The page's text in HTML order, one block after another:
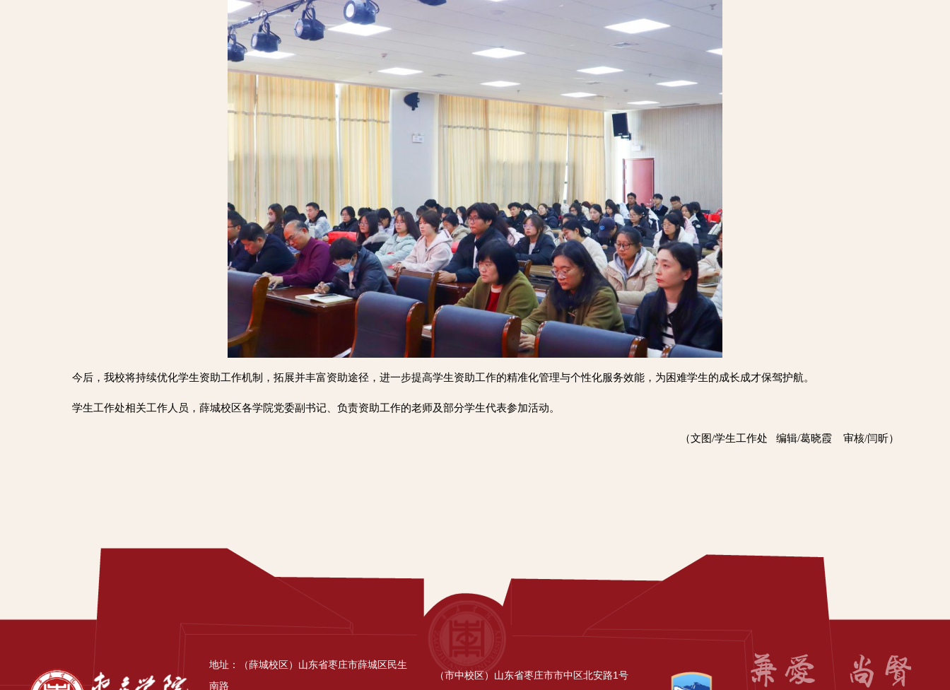
今后，我校将持续优化学生资助工作机制，拓展并丰富资助途径，进一步提高学生资助工作的精准化管理与个性化服务效能，为困难学生的成长成才保驾护航。
学生工作处相关工作人员，薛城校区各学院党委副书记、负责资助工作的老师及部分学生代表参加活动。
（文图/学生工作处 编辑/葛晓霞 审核/闫昕）
地址：（薛城校区）山东省枣庄市薛城区民生
南路
（市中校区）山东省枣庄市市中区北安路1号